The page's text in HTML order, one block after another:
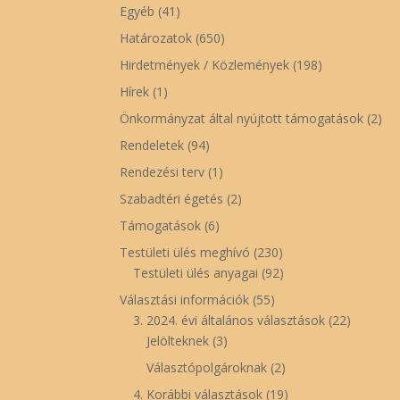
Egyéb (41)
Határozatok (650)
Hirdetmények / Közlemények (198)
Hírek (1)
Önkormányzat által nyújtott támogatások (2)
Rendeletek (94)
Rendezési terv (1)
Szabadtéri égetés (2)
Támogatások (6)
Testületi ülés meghívó (230)
Testületi ülés anyagai (92)
Választási információk (55)
3. 2024. évi általános választások (22)
Jelölteknek (3)
Választópolgároknak (2)
4. Korábbi választások (19)